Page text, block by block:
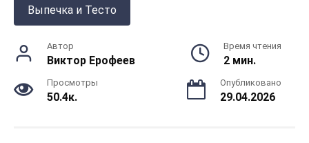
Выпечка и Тесто
Автор
Виктор Ерофеев
Время чтения
2 мин.
Просмотры
50.4к.
Опубликовано
29.04.2026